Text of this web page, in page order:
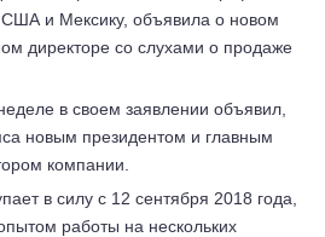
и Мексику, объявила о новом
директоре со слухами о продаже
в своем заявлении объявил,
новым президентом и главным
компании.
в силу с 12 сентября 2018 года,
работы на нескольких